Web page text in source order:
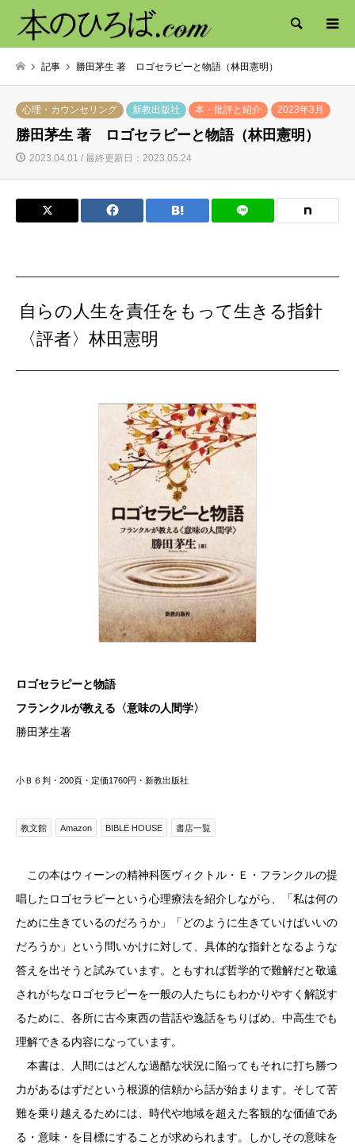
検索
記事 勝田茅生 著 ロゴセラピーと物語（林田憲明）
心理・カウンセリング 新教出版社 本・批評と紹介 2023年3月
勝田茅生 著 ロゴセラピーと物語（林田憲明）
2023.04.01 / 最終更新日：2023.05.24
自らの人生を責任をもって生きる指針
〈評者〉林田憲明
ロゴセラピーと物語
フランクルが教える〈意味の人間学〉
勝田茅生著
小Ｂ６判・200頁・定価1760円・新教出版社
教文館 Amazon BIBLE HOUSE 書店一覧
この本はウィーンの精神科医ヴィクトル・Ｅ・フランクルの提
唱したロゴセラピーという心理療法を紹介しながら、「私は何の
ために生きているのだろうか」「どのように生きていけばいいの
だろうか」という問いかけに対して、具体的な指針となるような
答えを出そうと試みています。ともすれば哲学的で難解だと敬遠
されがちなロゴセラピーを一般の人たちにもわかりやすく解説す
るために、各所に古今東西の昔話や逸話をちりばめ、中高生でも
理解できる内容になっています。
本書は、人間にはどんな過酷な状況に陥ってもそれに打ち勝つ
力があるはずだという根源的信頼から話が始まります。そして苦
難を乗り越えるためには、時代や地域を超えた客観的な価値であ
る・意味・を目標にすることが求められます。しかしその意味を